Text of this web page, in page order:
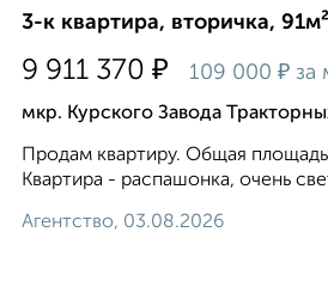
3-к квартира, вторичка,
9 911 370 ₽ 109 000 ₽ за
мкр. Курского Завода
Продам квартиру. Общая
Квартира - распашонка, очень
Агентство, 03.08.2026